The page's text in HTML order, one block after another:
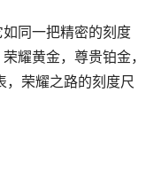
同一把精密的刻度
耀黄金，尊贵铂金，
，荣耀之路的刻度尺